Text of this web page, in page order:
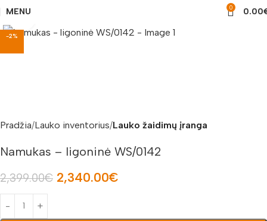
MENU 0 0.00
-2%
Pradžia Lauko inventorius Lauko žaidimų įranga
Namukas – ligoninė WS/0142
2,399.00€ 2,340.00€